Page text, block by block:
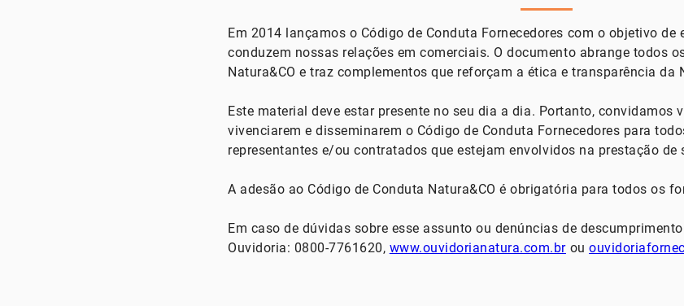
Em 2014 lançamos o Código de Conduta Fornecedores com o objetivo de
conduzem nossas relações em comerciais. O documento abrange todos
Natura&CO e traz complementos que reforçam a ética e transparência da
Este material deve estar presente no seu dia a dia. Portanto, convidamos
vivenciarem e disseminarem o Código de Conduta Fornecedores para
representantes e/ou contratados que estejam envolvidos na prestação de
A adesão ao Código de Conduta Natura&CO é obrigatória para todos os
Em caso de dúvidas sobre esse assunto ou denúncias de
Ouvidoria: 0800-7761620, www.ouvidorianatura.com.br ou